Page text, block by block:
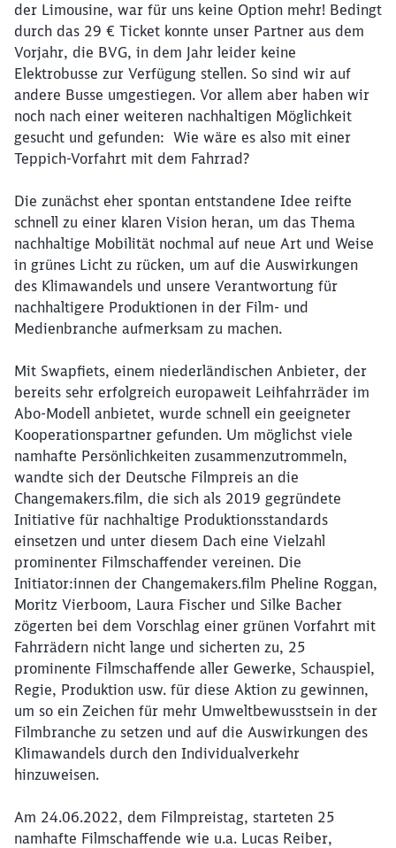
der Limousine, war für uns keine Option mehr! Bedingt
durch das 29 € Ticket konnte unser Partner aus dem
Vorjahr, die BVG, in dem Jahr leider keine
Elektrobusse zur Verfügung stellen. So sind wir auf
andere Busse umgestiegen. Vor allem aber haben wir
noch nach einer weiteren nachhaltigen Möglichkeit
gesucht und gefunden: Wie wäre es also mit einer
Teppich-Vorfahrt mit dem Fahrrad?
Die zunächst eher spontan entstandene Idee reifte
schnell zu einer klaren Vision heran, um das Thema
nachhaltige Mobilität nochmal auf neue Art und Weise
in grünes Licht zu rücken, um auf die Auswirkungen
des Klimawandels und unsere Verantwortung für
nachhaltigere Produktionen in der Film- und
Medienbranche aufmerksam zu machen.
Mit Swapfiets, einem niederländischen Anbieter, der
bereits sehr erfolgreich europaweit Leihfahrräder im
Abo-Modell anbietet, wurde schnell ein geeigneter
Kooperationspartner gefunden. Um möglichst viele
namhafte Persönlichkeiten zusammenzutrommeln,
wandte sich der Deutsche Filmpreis an die
Changemakers.film, die sich als 2019 gegründete
Initiative für nachhaltige Produktionsstandards
einsetzen und unter diesem Dach eine Vielzahl
prominenter Filmschaffender vereinen. Die
Initiator:innen der Changemakers.film Pheline Roggan,
Moritz Vierboom, Laura Fischer und Silke Bacher
zögerten bei dem Vorschlag einer grünen Vorfahrt mit
Fahrrädern nicht lange und sicherten zu, 25
prominente Filmschaffende aller Gewerke, Schauspiel,
Regie, Produktion usw. für diese Aktion zu gewinnen,
um so ein Zeichen für mehr Umweltbewusstsein in der
Filmbranche zu setzen und auf die Auswirkungen des
Klimawandels durch den Individualverkehr
hinzuweisen.
Am 24.06.2022, dem Filmpreistag, starteten 25
namhafte Filmschaffende wie u.a. Lucas Reiber,